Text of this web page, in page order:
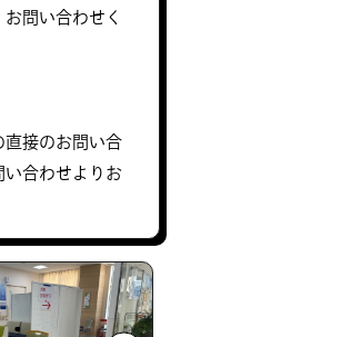
問い合わせく
直接のお問い合
合わせよりお